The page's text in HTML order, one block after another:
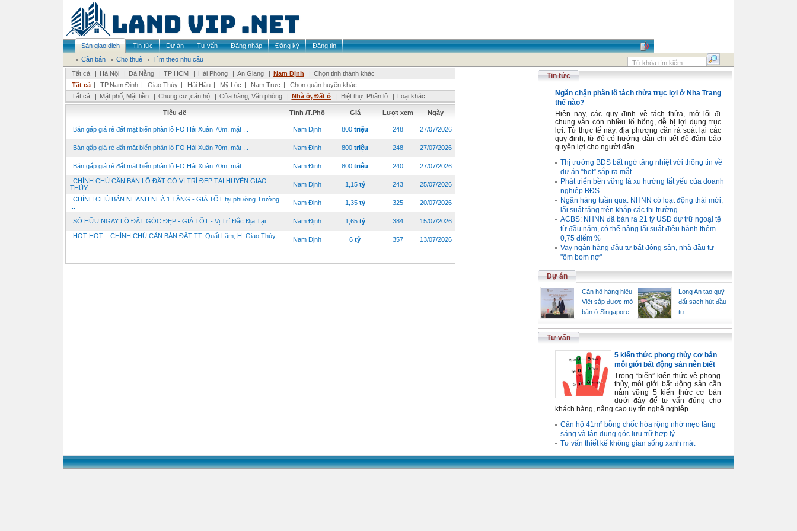
Sàn giao dịch Tin tức Dự án Tư vấn Đăng nhập Đăng ký
Đăng tin
Cần bán
Cho thuê
Tìm theo nhu cầu
Tất cả
| Hà Nội | Đà Nẵng | TP HCM | Hải Phòng | An Giang | Nam Định | Chọn tỉnh thành khác
Tất cả | TP.Nam Định | Giao Thủy | Hải Hậu | Mỹ Lộc | Nam Trực |
Chọn quận huyện khác
Tất cả
| Mặt phố, Mặt tiền | Chung cư ,căn hộ | Cửa hàng, Văn phòng | Nhà ở, Đất ở | Biệt thự, Phân lô | Loại khác
Tiêu đề Tỉnh /T.Phố Giá Lượt xem Ngày
Bán gấp giá rẻ đất mặt biển phân lô FO Hải Xuân 70m, mặt ... Nam Định 800 triệu 248 27/07/2026
Bán gấp giá rẻ đất mặt biển phân lô FO Hải Xuân 70m, mặt ... Nam Định 800 triệu 248 27/07/2026
Bán gấp giá rẻ đất mặt biển phân lô FO Hải Xuân 70m, mặt ... Nam Định 800 triệu 240 27/07/2026
CHÍNH CHỦ CẦN BÁN LÔ ĐẤT CÓ VỊ TRÍ ĐẸP TẠI HUYỆN GIAO
THỦY, ...
Nam Định 1,15 tỷ 243 25/07/2026
CHÍNH CHỦ BÁN NHANH NHÀ 1 TẦNG - GIÁ TỐT tại phường Trường
Nam Định 1,35 tỷ 325 20/07/2026
SỞ HỮU NGAY LÔ ĐẤT GÓC ĐẸP - GIÁ TỐT - Vị Trí Đắc Địa Tại ... Nam Định 1,65 tỷ 384 15/07/2026
HOT HOT – CHÍNH CHỦ CẦN BÁN ĐẤT TT. Quất Lâm, H. Giao Thủy,
Nam Định 6 tỷ 357 13/07/2026
Tin tức
Ngăn chặn phân lô tách thửa trục lợi ở Nha Trang
thế nào?
Hiện nay, các quy định về tách thửa, mở lối đi
chung vẫn còn nhiều lổ hổng, dễ bị lợi dụng trục
lợi. Từ thực tế này, địa phương cần rà soát lại các
quy định, từ đó có hướng dẫn chi tiết để đảm bảo
quyền lợi cho người dân.
Thị trường BĐS bất ngờ tăng nhiệt với thông tin về
dự án “hot” sắp ra mắt
Phát triển bền vững là xu hướng tất yếu của doanh
nghiệp BĐS
Ngân hàng tuần qua: NHNN có loạt động thái mới,
lãi suất tăng trên khắp các thị trường
ACBS: NHNN đã bán ra 21 tỷ USD dự trữ ngoại tệ
từ đầu năm, có thể nâng lãi suất điều hành thêm
0,75 điểm %
Vay ngân hàng đầu tư bất động sản, nhà đầu tư
"ôm bom nợ"
Dự án
Căn hộ hàng hiệu
Việt sắp được mở
bán ở Singapore
Long An tạo quỹ
đất sạch hút đầu
tư
Tư vấn
5 kiến thức phong thủy cơ bản
môi giới bất động sản nên biết
Trong “biển” kiến thức về phong
thủy, môi giới bất động sản cần
nắm vững 5 kiến thức cơ bản
dưới đây để tư vấn đúng cho
khách hàng, nâng cao uy tín nghề nghiệp.
Căn hộ 41m² bỗng chốc hóa rộng nhờ mẹo tăng
sáng và tận dụng góc lưu trữ hợp lý
Tư vấn thiết kế không gian sống xanh mát